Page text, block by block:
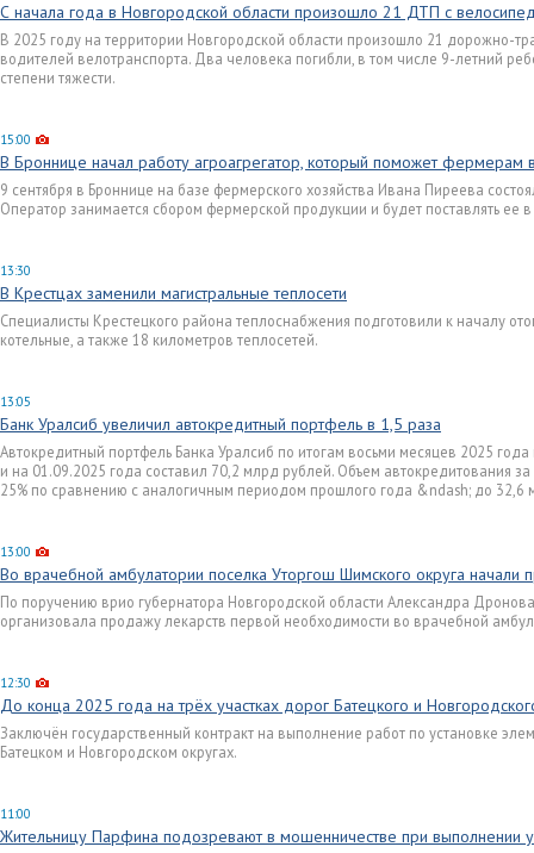
С начала года в Новгородской области произошло 21 ДТП с
В 2025 году на территории Новгородской области произошло 21 дорожно-
водителей велотранспорта. Два человека погибли, в том числе 9-летний
степени тяжести.
15:00
В Броннице начал работу агроагрегатор, который поможет фермерам
9 сентября в Броннице на базе фермерского хозяйства Ивана Пиреева
Оператор занимается сбором фермерской продукции и будет поставлять ее
13:30
В Крестцах заменили магистральные теплосети
Специалисты Крестецкого района теплоснабжения подготовили к началу
котельные, а также 18 километров теплосетей.
13:05
Банк Уралсиб увеличил автокредитный портфель в 1,5 раза
Автокредитный портфель Банка Уралсиб по итогам восьми месяцев 2025
и на 01.09.2025 года составил 70,2 млрд рублей. Объем автокредитования
25% по сравнению с аналогичным периодом прошлого года &ndash; до 32,6
13:00
Во врачебной амбулатории поселка Уторгош Шимского округа начали
По поручению врио губернатора Новгородской области Александра
организовала продажу лекарств первой необходимости во врачебной
12:30
До конца 2025 года на трёх участках дорог Батецкого и
Заключён государственный контракт на выполнение работ по установке
Батецком и Новгородском округах.
11:00
Жительницу Парфина подозревают в мошенничестве при выполнении